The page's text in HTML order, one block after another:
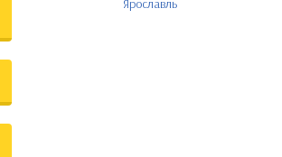
Ярославль